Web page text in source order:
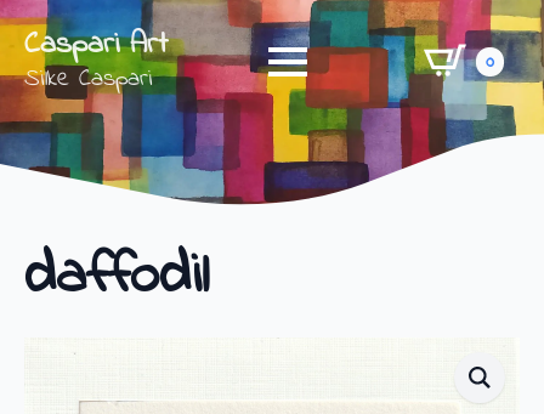
Caspari Art
Silke Caspari 0
daffodil